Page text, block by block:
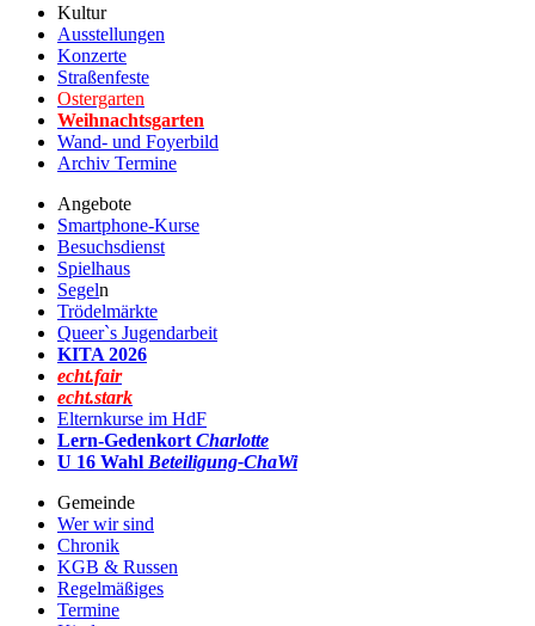
Kultur
Ausstellungen
Konzerte
Straßenfeste
Ostergarten
Weihnachtsgarten
Wand- und Foyerbild
Archiv Termine
Angebote
Smartphone-Kurse
Besuchsdienst
Spielhaus
Segeln
Trödelmärkte
Queer`s Jugendarbeit
KITA 2026
echt.fair
echt.stark
Elternkurse im HdF
Lern-Gedenkort Charlotte
U 16 Wahl Beteiligung-ChaWi
Gemeinde
Wer wir sind
Chronik
KGB & Russen
Regelmäßiges
Termine